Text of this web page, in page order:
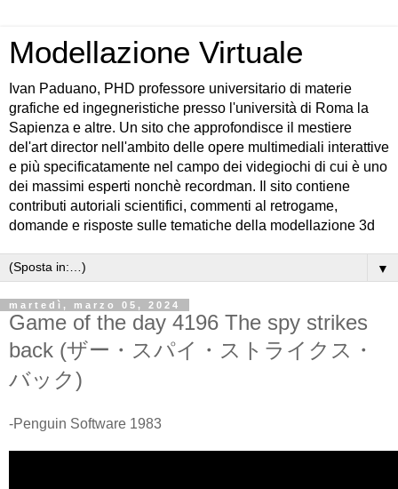
Modellazione Virtuale
Ivan Paduano, PHD professore universitario di materie
grafiche ed ingegneristiche presso l'università di Roma la
Sapienza e altre. Un sito che approfondisce il mestiere
del'art director nell'ambito delle opere multimediali interattive
e più specificatamente nel campo dei videgiochi di cui è uno
dei massimi esperti nonchè recordman. Il sito contiene
contributi autoriali scientifici, commenti al retrogame,
domande e risposte sulle tematiche della modellazione 3d
▼
martedì, marzo 05, 2024
Game of the day 4196 The spy strikes
back (ザー・スパイ・ストライクス・
バック)
-Penguin Software 1983